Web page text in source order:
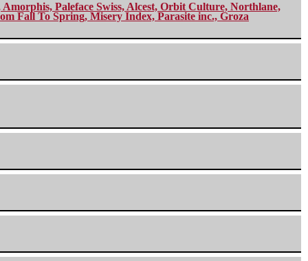
Paleface Swiss, Alcest, Orbit Culture, Northlane,
Fall To Spring, Misery Index, Parasite inc., Groza